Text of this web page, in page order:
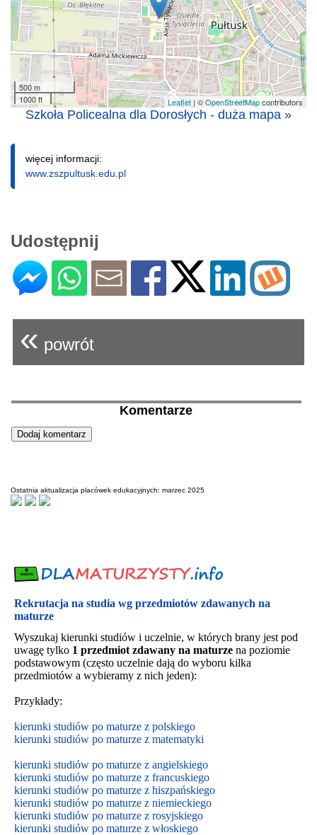
500 m
1000 ft
Leaflet | ©OpenStreetMapcontributors
Szkoła Policealna dla Dorosłych - duża mapa »
więcej informacji:
www.zszpultusk.edu.pl
Udostępnij
« powrót
Komentarze
Ostatnia aktualizacja placówek edukacyjnych: marzec 2025
Rekrutacja na studia wg przedmiotów zdawanych na
maturze
Wyszukaj kierunki studiów i uczelnie, w których brany jest pod
uwagę tylko 1 przedmiot zdawany na maturze na poziomie
podstawowym (często uczelnie dają do wyboru kilka
przedmiotów a wybieramy z nich jeden):
Przykłady:
kierunki studiów po maturze z polskiego
kierunki studiów po maturze z matematyki
kierunki studiów po maturze z angielskiego
kierunki studiów po maturze z francuskiego
kierunki studiów po maturze z hiszpańskiego
kierunki studiów po maturze z niemieckiego
kierunki studiów po maturze z rosyjskiego
kierunki studiów po maturze z włoskiego